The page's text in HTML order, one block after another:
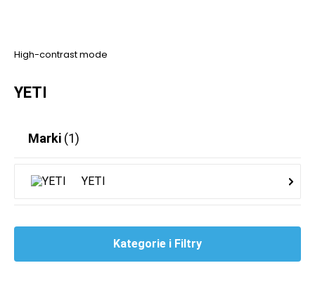
High-contrast mode
YETI
Marki (1)
YETI
Kategorie i Filtry